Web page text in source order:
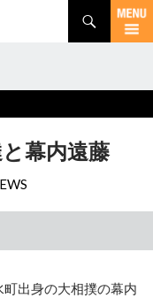
幕内遠藤
出身の大相撲の幕内